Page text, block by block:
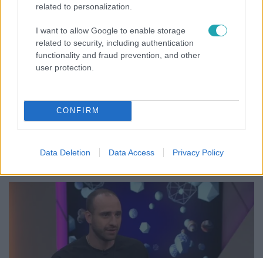
related to personalization.
I want to allow Google to enable storage
related to security, including authentication
functionality and fraud prevention, and other
user protection.
CONFIRM
Data Deletion Data Access Privacy Policy
Életmód
2026. június 30. 15:15
sztárokat, politikusok is felkerültek a listára
kik a legvonzóbb hazai és nemzetközi celebek, sőt melyik